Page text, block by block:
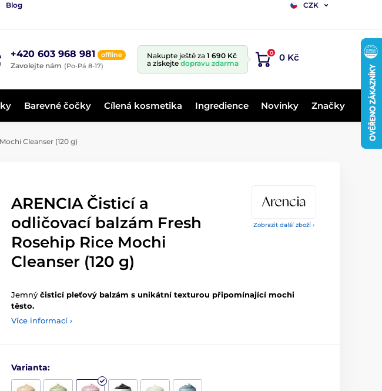
Blog
CZK
+420 603 968 981 offline
Zavolejte nám (Po-Pá 8-17)
Nakupte ještě za 1 690 Kč
a získejte dopravu zdarma
0 0 Kč
Barevné čočky Cílená kosmetika Ingredience Novinky Značky
Cleanser (120 g)
Zobrazit další zboží ›
ARENCIA Čisticí a
odličovací balzám Fresh
Rosehip Rice Mochi
Cleanser (120 g)
Jemný čisticí pleťový balzám s unikátní texturou připomínající mochi
těsto.
Více informací ›
Varianta: